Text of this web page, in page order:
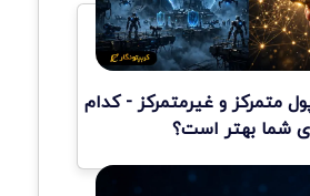
متمرکز و غیرمتمرکز - کدام
شما بهتر است؟